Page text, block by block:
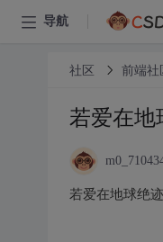
导航
社区 前端社
若爱在地
若爱在地球绝